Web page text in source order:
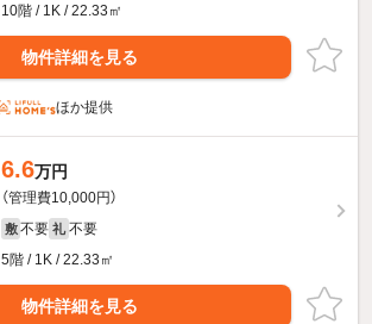
10階 / 1K / 22.33㎡
物件詳細を見る
ほか提供
6.6万円
（管理費10,000円）
敷 不要 礼 不要
5階 / 1K / 22.33㎡
物件詳細を見る